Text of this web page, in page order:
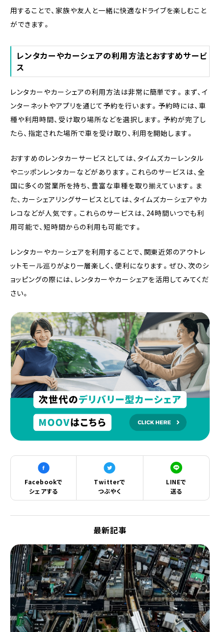
用することで、家族や友人と一緒に快適なドライブを楽しむこと
ができます。
レンタカーやカーシェアの利用方法とおすすめサービ
ス
レンタカーやカーシェアの利用方法は非常に簡単です。まず、イ
ンターネットやアプリを通じて予約を行います。予約時には、車
種や利用時間、受け取り場所などを選択します。予約が完了し
たら、指定された場所で車を受け取り、利用を開始します。
おすすめのレンタカーサービスとしては、タイムズカーレンタル
やニッポンレンタカーなどがあります。これらのサービスは、全
国に多くの営業所を持ち、豊富な車種を取り揃えています。ま
た、カーシェアリングサービスとしては、タイムズカーシェアやカ
レコなどが人気です。これらのサービスは、24時間いつでも利
用可能で、短時間からの利用も可能です。
レンタカーやカーシェアを利用することで、関東近郊のアウトレ
ットモール巡りがより一層楽しく、便利になります。ぜひ、次のシ
ョッピングの際には、レンタカーやカーシェアを活用してみてくだ
さい。
Facebookで
シェアする
Twitterで
つぶやく
LINEで
送る
最新記事